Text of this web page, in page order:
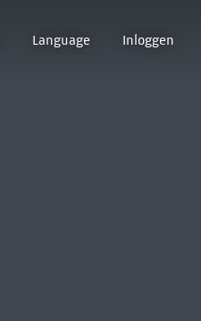
Language Inloggen